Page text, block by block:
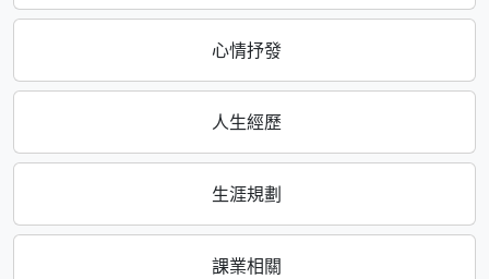
心情抒發
人生經歷
生涯規劃
課業相關